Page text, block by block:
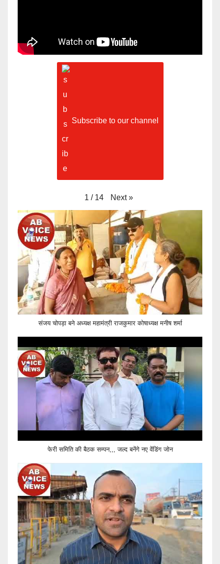
Subscribe to our channel
1 / 14 Next »
संजय चोपड़ा बने अध्यक्ष महामंत्री राजकुमार कोषाध्यक्ष मनीष शर्मा
फेरी समिति की बैठक सम्पन,,, जल्द बनेंगे नए वेंडिंग जोन